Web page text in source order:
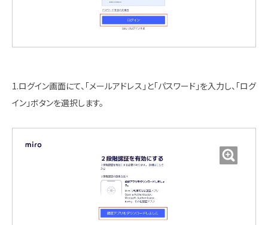
1.ログイン画面にて、「メールアドレス」と「パスワード」を入力し、「ログ
イン」ボタンを選択します。